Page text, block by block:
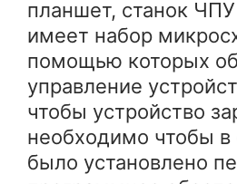
планшет, станок
имеет набор
помощью которых
управление
чтобы устройство
необходимо чтобы в
было установлено